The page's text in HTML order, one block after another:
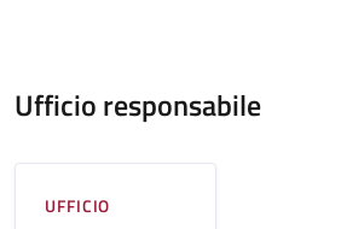
Ufficio responsabile
UFFICIO